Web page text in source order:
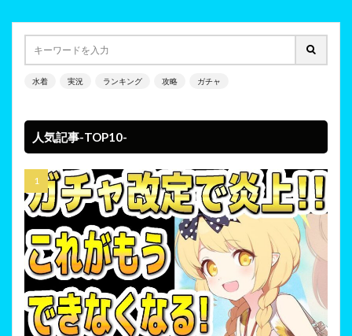
水着 実況 ランキング 攻略 ガチャ
人気記事-TOP10-